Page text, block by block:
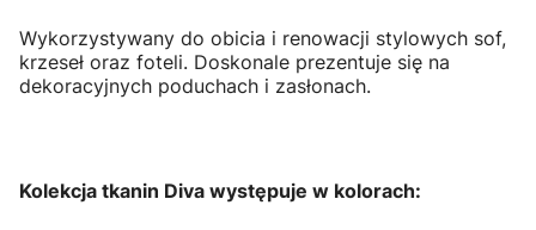
Wykorzystywany do obicia i renowacji stylowych sof,
krzeseł oraz foteli. Doskonale prezentuje się na
dekoracyjnych poduchach i zasłonach.
Kolekcja tkanin Diva występuje w kolorach: